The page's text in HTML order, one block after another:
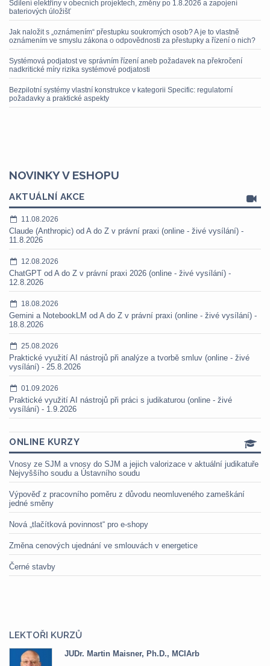
Sdílení elektřiny v obecních projektech, změny po 1.8.2026 a zapojení
bateriových úložišť
Jak naložit s „oznámením“ přestupku soukromých osob? A je to vlastně
oznámením ve smyslu zákona o odpovědnosti za přestupky a řízení o nich?
Systémová podjatost ve správním řízení aneb požadavek na překročení
nadkritické míry rizika systémové podjatosti
Bezpilotní systémy vlastní konstrukce v kategorii Specific: regulatorní
požadavky a praktické aspekty
NOVINKY V ESHOPU
AKTUÁLNÍ AKCE
11.08.2026
Claude (Anthropic) od A do Z v právní praxi (online - živé vysílání) -
11.8.2026
12.08.2026
ChatGPT od A do Z v právní praxi 2026 (online - živé vysílání) -
12.8.2026
18.08.2026
Gemini a NotebookLM od A do Z v právní praxi (online - živé vysílání) -
18.8.2026
25.08.2026
Praktické využití AI nástrojů při analýze a tvorbě smluv (online - živé
vysílání) - 25.8.2026
01.09.2026
Praktické využití AI nástrojů při práci s judikaturou (online - živé
vysílání) - 1.9.2026
ONLINE KURZY
Vnosy ze SJM a vnosy do SJM a jejich valorizace v aktuální judikatuře
Nejvyššího soudu a Ústavního soudu
Výpověď z pracovního poměru z důvodu neomluveného zameškání
jedné směny
Nová „tlačítková povinnost“ pro e-shopy
Změna cenových ujednání ve smlouvách v energetice
Černé stavby
LEKTOŘI KURZŮ
JUDr. Martin Maisner, Ph.D., MCIArb